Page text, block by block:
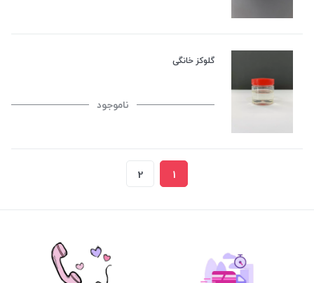
گلوکز خانگی
ناموجود
1
2